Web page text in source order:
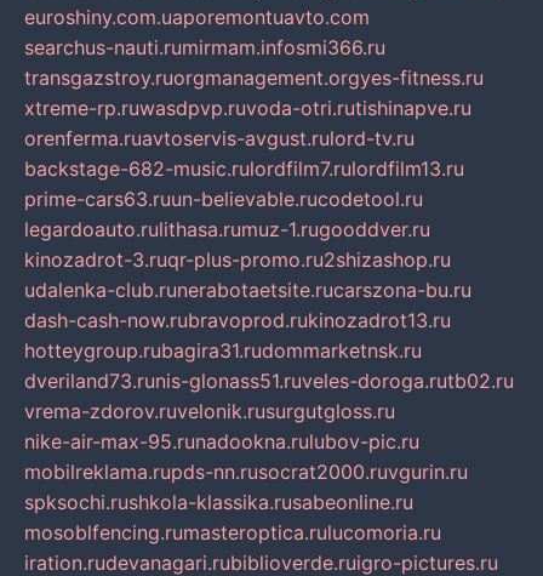
euroshiny.com.uaporemontuavto.com
searchus-nauti.rumirmam.infosmi366.ru
transgazstroy.ruorgmanagement.orgyes-fitness.ru
xtreme-rp.ruwasdpvp.ruvoda-otri.rutishinapve.ru
orenferma.ruavtoservis-avgust.rulord-tv.ru
backstage-682-music.rulordfilm7.rulordfilm13.ru
prime-cars63.ruun-believable.rucodetool.ru
legardoauto.rulithasa.rumuz-1.rugooddver.ru
kinozadrot-3.ruqr-plus-promo.ru2shizashop.ru
udalenka-club.runerabotaetsite.rucarszona-bu.ru
dash-cash-now.rubravoprod.rukinozadrot13.ru
hotteygroup.rubagira31.rudommarketnsk.ru
dveriland73.runis-glonass51.ruveles-doroga.rutb02.ru
vrema-zdorov.ruvelonik.rusurgutgloss.ru
nike-air-max-95.runadookna.rulubov-pic.ru
mobilreklama.rupds-nn.rusocrat2000.ruvgurin.ru
spksochi.rushkola-klassika.rusabeonline.ru
mosoblfencing.rumasteroptica.rulucomoria.ru
iration.rudevanagari.rubiblioverde.ruigro-pictures.ru